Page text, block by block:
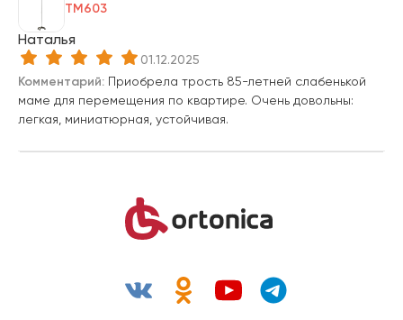
TM603
Наталья
01.12.2025
Комментарий: Приобрела трость 85-летней слабенькой
маме для перемещения по квартире. Очень довольны:
легкая, миниатюрная, устойчивая.